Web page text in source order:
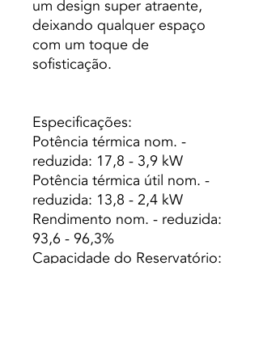
um design super atraente,
deixando qualquer espaço
com um toque de
sofisticação.
Especificações:
Potência térmica nom. -
reduzida: 17,8 - 3,9 kW
Potência térmica útil nom. -
reduzida: 13,8 - 2,4 kW
Rendimento nom. - reduzida:
93,6 - 96,3%
Capacidade do Reservatório: